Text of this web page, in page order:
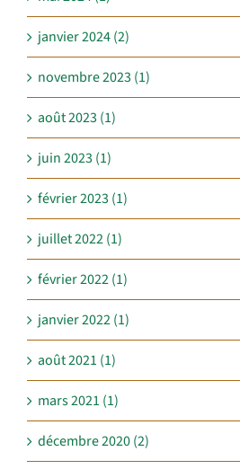
janvier 2024 (2)
novembre 2023 (1)
août 2023 (1)
juin 2023 (1)
février 2023 (1)
juillet 2022 (1)
février 2022 (1)
janvier 2022 (1)
août 2021 (1)
mars 2021 (1)
décembre 2020 (2)